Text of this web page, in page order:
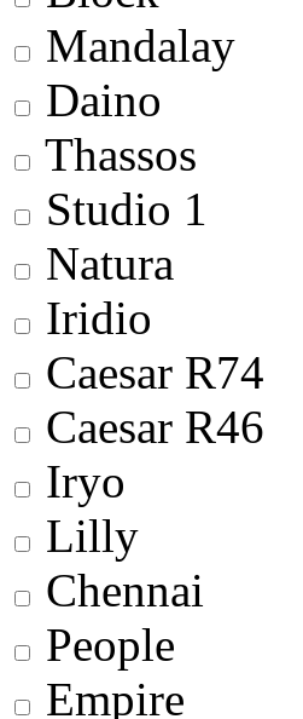
Mandalay
Daino
Thassos
Studio 1
Natura
Iridio
Сaesar R74
Сaesar R46
Iryo
Lilly
Chennai
People
Empire